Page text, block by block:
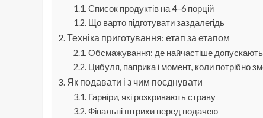
Список продуктів на 4–6 порцій
Що варто підготувати заздалегідь
Техніка приготування: етап за етапом
Обсмажування: де найчастіше
Цибуля, паприка і момент, коли потрібно
Як подавати і з чим поєднувати
Гарніри, які розкривають страву
Фінальні штрихи перед подачею